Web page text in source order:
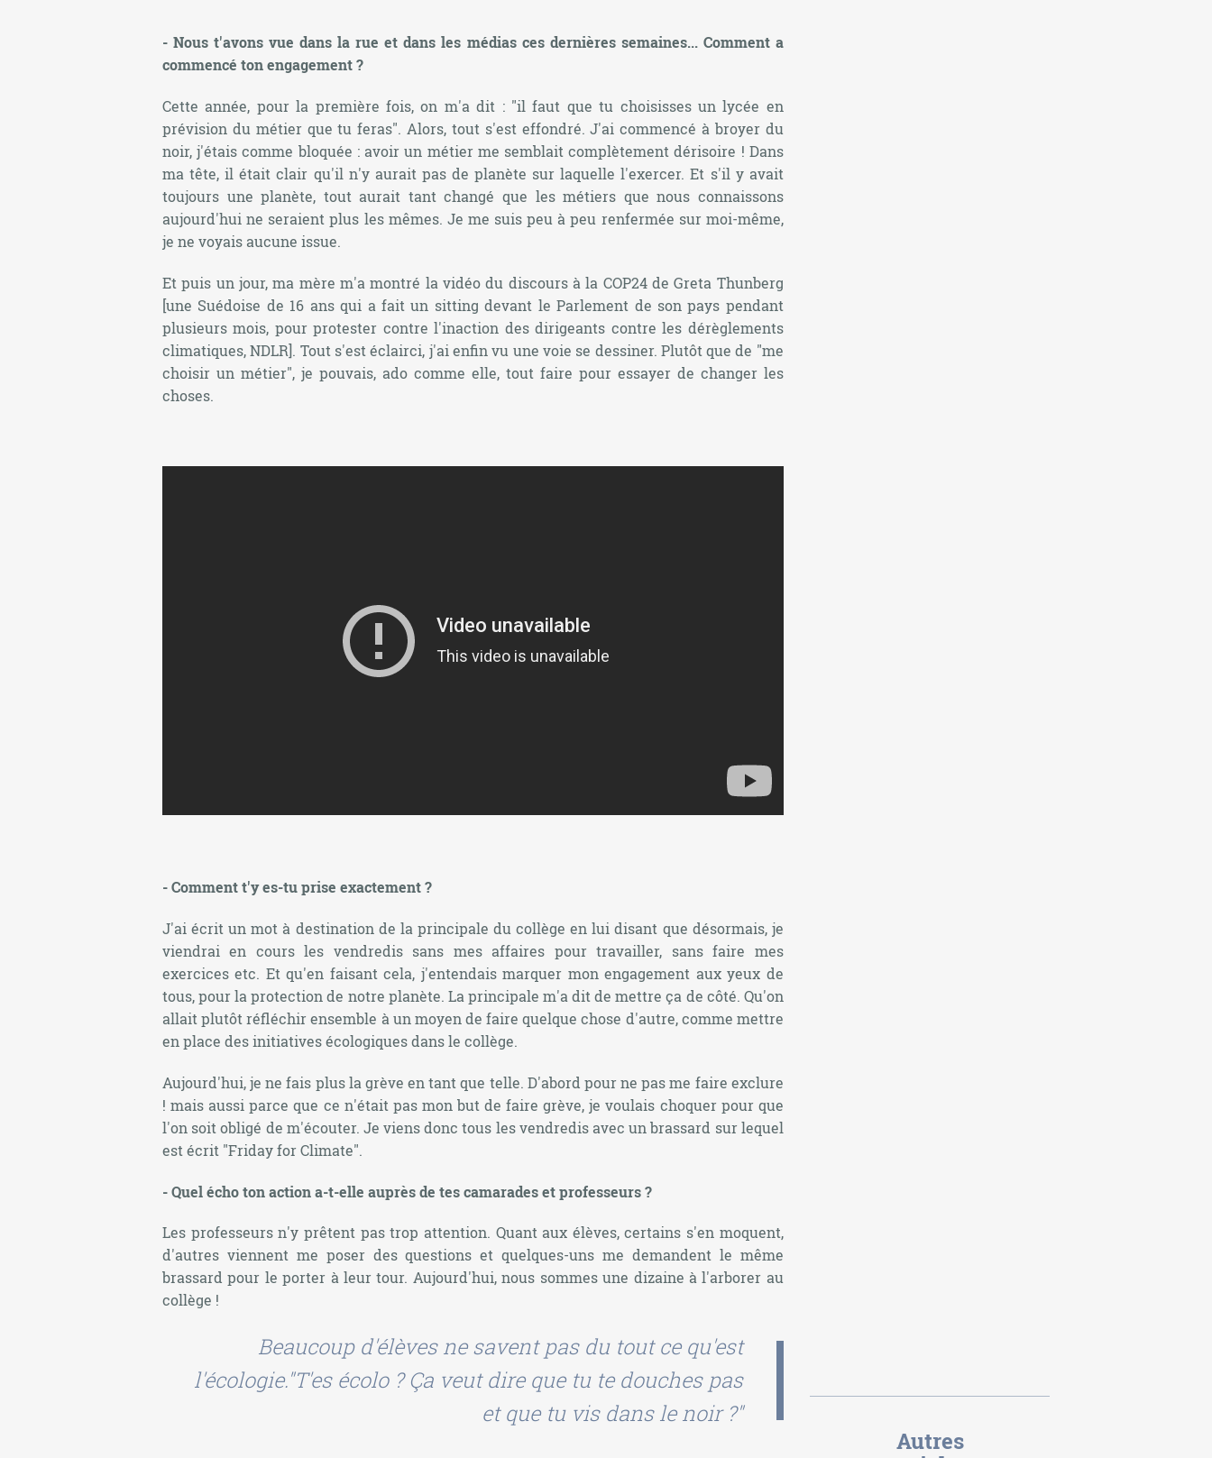
- Nous t'avons vue dans la rue et dans les médias ces dernières semaines... Comment a
commencé ton engagement ?
Cette année, pour la première fois, on m'a dit : "il faut que tu choisisses un lycée en
prévision du métier que tu feras". Alors, tout s'est effondré. J'ai commencé à broyer du
noir, j'étais comme bloquée : avoir un métier me semblait complètement dérisoire ! Dans
ma tête, il était clair qu'il n'y aurait pas de planète sur laquelle l'exercer. Et s'il y avait
toujours une planète, tout aurait tant changé que les métiers que nous connaissons
aujourd'hui ne seraient plus les mêmes. Je me suis peu à peu renfermée sur moi-même,
je ne voyais aucune issue.
Et puis un jour, ma mère m'a montré la vidéo du discours à la COP24 de Greta Thunberg
[une Suédoise de 16 ans qui a fait un sitting devant le Parlement de son pays pendant
plusieurs mois, pour protester contre l'inaction des dirigeants contre les dérèglements
climatiques, NDLR]. Tout s'est éclairci, j'ai enfin vu une voie se dessiner. Plutôt que de "me
choisir un métier", je pouvais, ado comme elle, tout faire pour essayer de changer les
choses.
- Comment t'y es-tu prise exactement ?
J'ai écrit un mot à destination de la principale du collège en lui disant que désormais, je
viendrai en cours les vendredis sans mes affaires pour travailler, sans faire mes
exercices etc. Et qu'en faisant cela, j'entendais marquer mon engagement aux yeux de
tous, pour la protection de notre planète. La principale m'a dit de mettre ça de côté. Qu'on
allait plutôt réfléchir ensemble à un moyen de faire quelque chose d'autre, comme mettre
en place des initiatives écologiques dans le collège.
Aujourd'hui, je ne fais plus la grève en tant que telle. D'abord pour ne pas me faire exclure
! mais aussi parce que ce n'était pas mon but de faire grève, je voulais choquer pour que
l'on soit obligé de m'écouter. Je viens donc tous les vendredis avec un brassard sur lequel
est écrit "Friday for Climate".
- Quel écho ton action a-t-elle auprès de tes camarades et professeurs ?
Les professeurs n'y prêtent pas trop attention. Quant aux élèves, certains s'en moquent,
d'autres viennent me poser des questions et quelques-uns me demandent le même
brassard pour le porter à leur tour. Aujourd'hui, nous sommes une dizaine à l'arborer au
collège !
Beaucoup d'élèves ne savent pas du tout ce qu'est
l'écologie."T'es écolo ? Ça veut dire que tu te douches pas
et que tu vis dans le noir ?"
Autres